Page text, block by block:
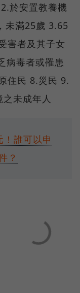
於安置教養機
未滿25歲 3.65
害者及其子女
病毒者或罹患
住民 8.災民 9.
未成年人
誰可以申
？